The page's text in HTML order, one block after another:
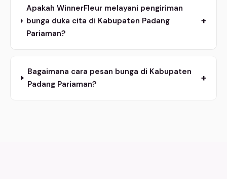
Apakah WinnerFleur melayani pengiriman
bunga duka cita di Kabupaten Padang
Pariaman?
+
Bagaimana cara pesan bunga di Kabupaten
Padang Pariaman?
+